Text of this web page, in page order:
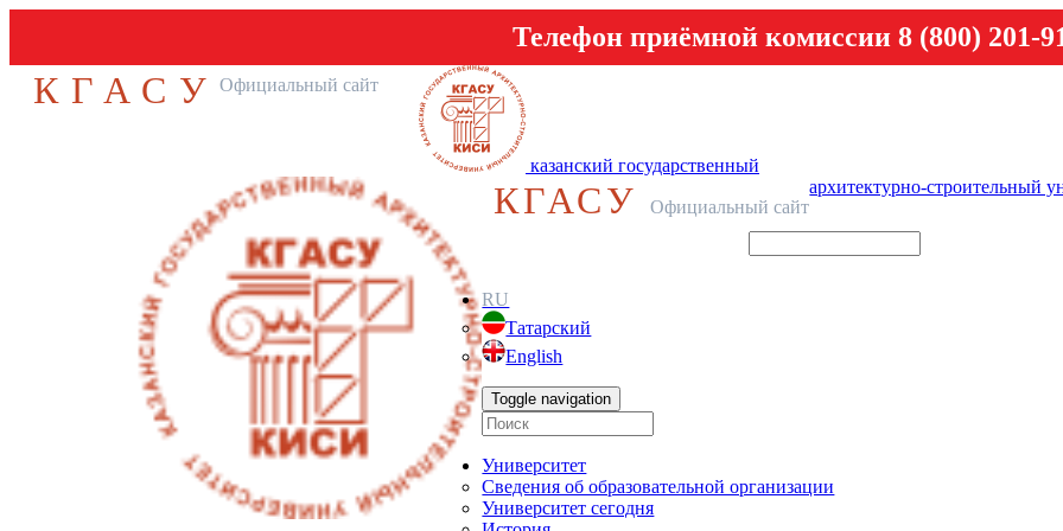
Телефон приёмной комиссии 8 (800) 201-
КГАСУ Официальный сайт
казанский государственный
архитектурно-строительный
КГАСУ Официальный сайт
RU
Татарский
English
Toggle navigation
Университет
Сведения об образовательной организации
Университет сегодня